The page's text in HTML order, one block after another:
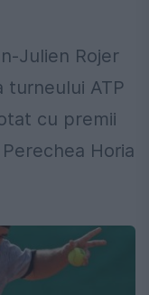
Julien Rojer
turneului ATP
cu premii
Horia